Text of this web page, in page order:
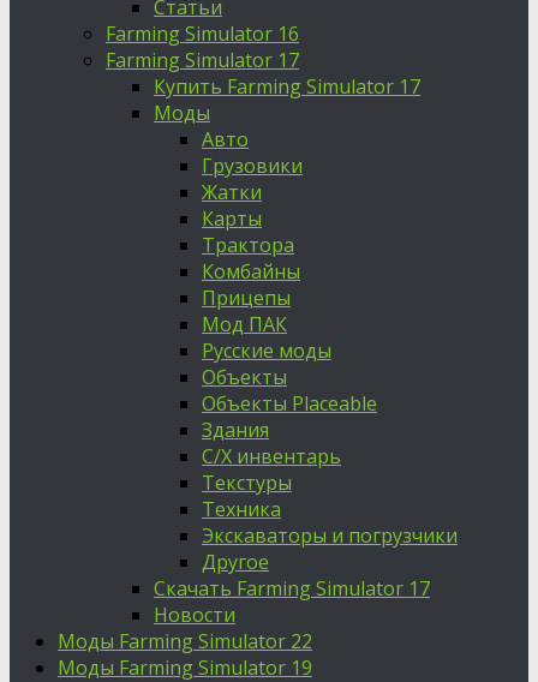
Статьи
Farming Simulator 16
Farming Simulator 17
Купить Farming Simulator 17
Моды
Авто
Грузовики
Жатки
Карты
Трактора
Комбайны
Прицепы
Мод ПАК
Русские моды
Объекты
Объекты Placeable
Здания
С/Х инвентарь
Текстуры
Техника
Экскаваторы и погрузчики
Другое
Скачать Farming Simulator 17
Новости
Моды Farming Simulator 22
Моды Farming Simulator 19